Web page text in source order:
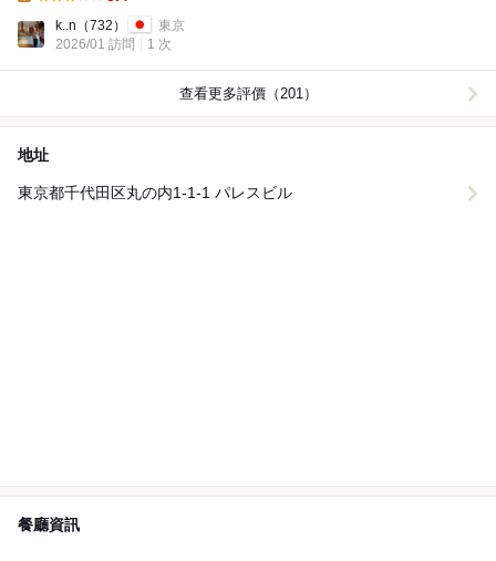
k..n （732）
東京
2026/01 訪問
1 次
查看更多評價（201）
地址
東京都千代田区丸の内1-1-1 パレスビル
餐廳資訊